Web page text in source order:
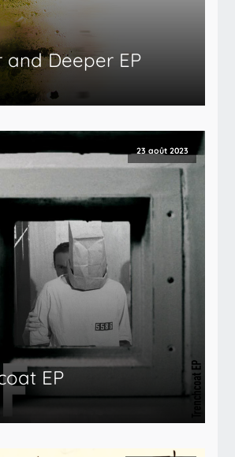
and Deeper EP
23 août 2023
EP